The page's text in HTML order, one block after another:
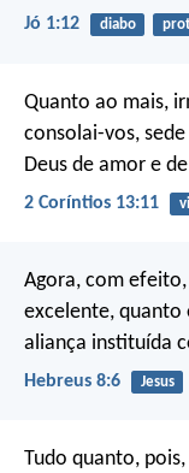
Jó 1:12 diabo
Quanto ao mais,
consolai-vos,
Deus de amor e
2 Coríntios 13:11
Agora, com
excelente, quanto
aliança instituída
Hebreus 8:6 Jesus
Tudo quanto,